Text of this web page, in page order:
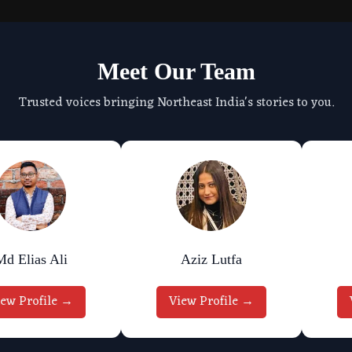
Meet Our Team
Trusted voices bringing Northeast India's stories to you.
Elias Ali
Profile →
Aziz Lutfa
View Profile →